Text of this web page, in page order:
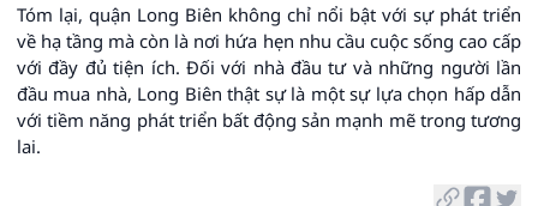
Tóm lại, quận Long Biên không chỉ nổi bật với sự phát triển
về hạ tầng mà còn là nơi hứa hẹn nhu cầu cuộc sống cao cấp
với đầy đủ tiện ích. Đối với nhà đầu tư và những người lần
đầu mua nhà, Long Biên thật sự là một sự lựa chọn hấp dẫn
với tiềm năng phát triển bất động sản mạnh mẽ trong tương
lai.